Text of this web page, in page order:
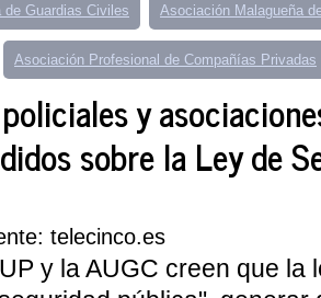
Guardias Civiles Asociación Malagueña
Asociación Profesional de Compañías Privadas
y
sobre la Ley de
telecinco.es
y la AUGC creen que la